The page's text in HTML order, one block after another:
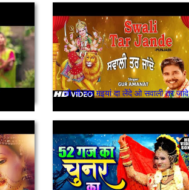
जो भी नाम मइयां दा लेंदे ओ सवाली तर जांदे